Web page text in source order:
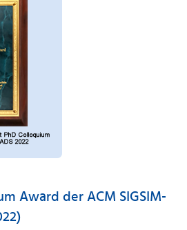
Award der ACM SIGSIM-